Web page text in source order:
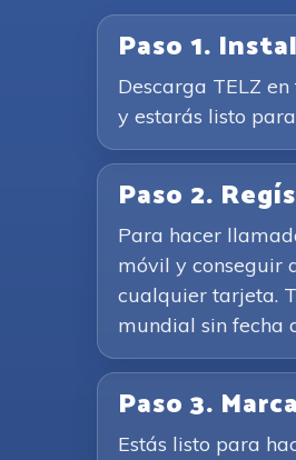
Paso 1.
Descarga TELZ
y estarás listo
Paso 2.
Para hacer
móvil y conseguir
cualquier tarjeta.
mundial sin fecha
Paso 3.
Estás listo para